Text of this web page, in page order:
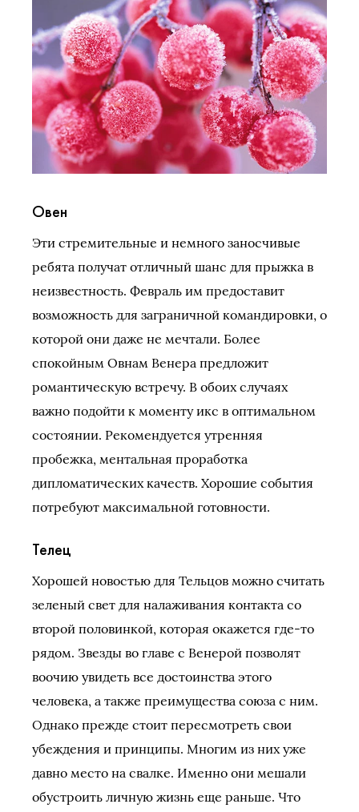
Овен
Эти стремительные и немного заносчивые
ребята получат отличный шанс для прыжка в
неизвестность. Февраль им предоставит
возможность для заграничной командировки, о
которой они даже не мечтали. Более
спокойным Овнам Венера предложит
романтическую встречу. В обоих случаях
важно подойти к моменту икс в оптимальном
состоянии. Рекомендуется утренняя
пробежка, ментальная проработка
дипломатических качеств. Хорошие события
потребуют максимальной готовности.
Телец
Хорошей новостью для Тельцов можно считать
зеленый свет для налаживания контакта со
второй половинкой, которая окажется где-то
рядом. Звезды во главе с Венерой позволят
воочию увидеть все достоинства этого
человека, а также преимущества союза с ним.
Однако прежде стоит пересмотреть свои
убеждения и принципы. Многим из них уже
давно место на свалке. Именно они мешали
обустроить личную жизнь еще раньше. Что